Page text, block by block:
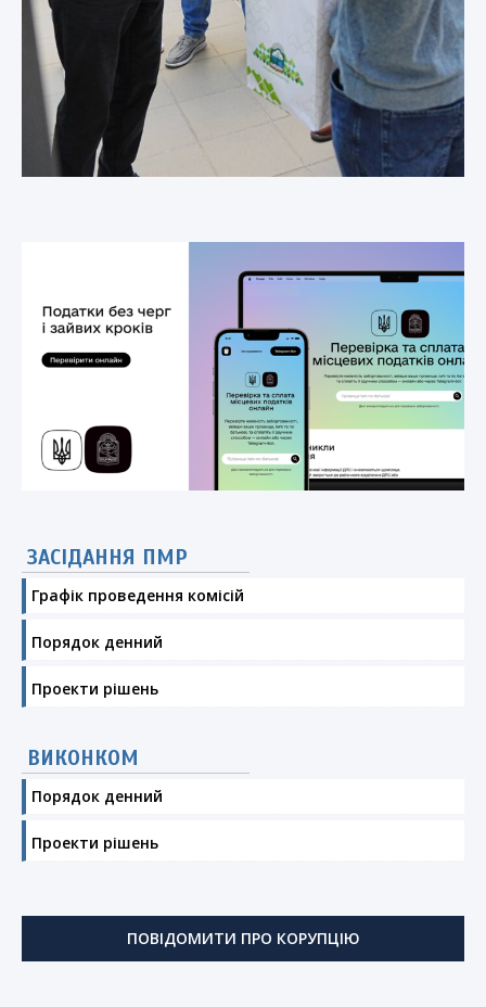
ЗАСІДАННЯ ПМР
Графік проведення комісій
Порядок денний
Проекти рішень
ВИКОНКОМ
Порядок денний
Проекти рішень
ПОВІДОМИТИ ПРО КОРУПЦІЮ